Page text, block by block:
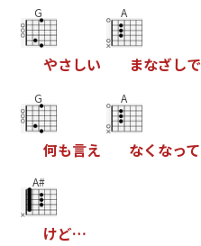
G
やさしい
A
まなざしで
G
何も言え
A
なく なって
A#
けど…